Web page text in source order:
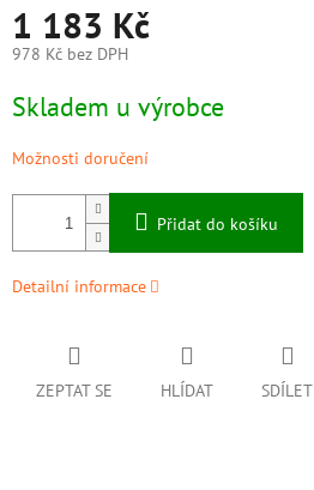
1 183 Kč
978 Kč bez DPH
cena:
Skladem u výrobce
Možnosti doručení
Přidat do košíku
Detailní informace
ZEPTAT SE HLÍDAT SDÍLET